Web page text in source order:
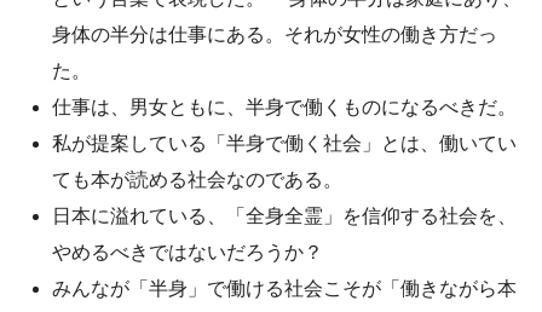
身体の半分は仕事にある。それが女性の働き方だっ
た。
仕事は、男女ともに、半身で働くものになるべきだ。
私が提案している「半身で働く社会」とは、働いてい
ても本が読める社会なのである。
日本に溢れている、「全身全霊」を信仰する社会を、
やめるべきではないだろうか？
みんなが「半身」で働ける社会こそが「働きながら本